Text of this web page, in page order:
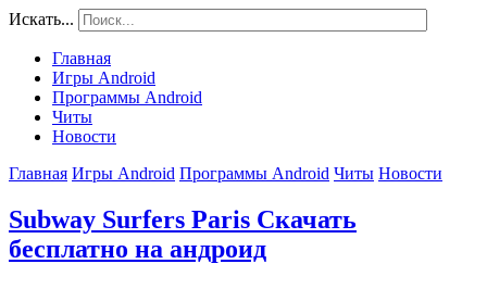
Искать...
Главная
Игры Android
Программы Android
Читы
Новости
Главная Игры Android Программы Android Читы Новости
Subway Surfers Paris Скачать
бесплатно на андроид